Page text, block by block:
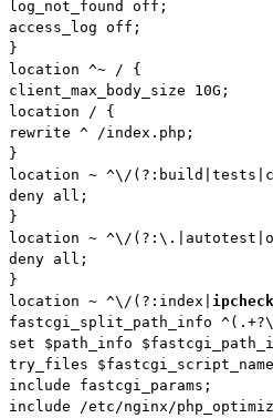
log_not_found off;
access_log off;
}
location ^~ / {
client_max_body_size 10G;
location / {
rewrite ^ /index.php;
}
location ~ ^\/
deny all;
}
location ~ ^\/
deny all;
}
location ~ ^\/(?:index| ipcheck
fastcgi_split_path_info
set $path_info
try_files $fastcgi_script_name
include fastcgi_params;
include /etc/nginx/